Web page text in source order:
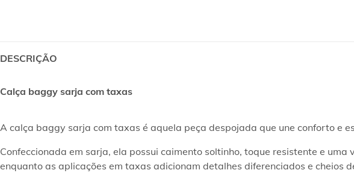
DESCRIÇÃO
Calça baggy sarja com taxas
A calça baggy sarja com taxas é aquela peça despojada que une conforto e
Confeccionada em sarja, ela possui caimento soltinho, toque resistente e
enquanto as aplicações em taxas adicionam detalhes diferenciados e cheios